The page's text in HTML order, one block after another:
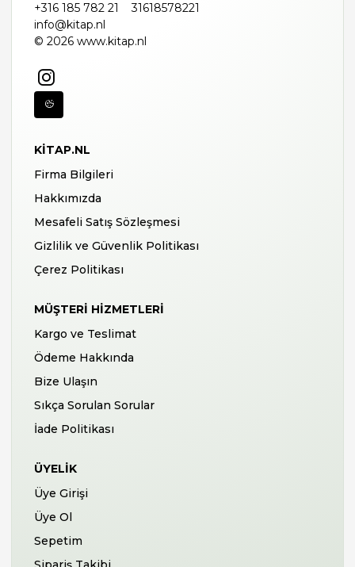
+316 185 782 21
31618578221
info@kitap.nl
© 2026 www.kitap.nl
KITAP.NL
Firma Bilgileri
Hakkımızda
Mesafeli Satış Sözleşmesi
Gizlilik ve Güvenlik Politikası
Çerez Politikası
MÜŞTERI HIZMETLERI
Kargo ve Teslimat
Ödeme Hakkında
Bize Ulaşın
Sıkça Sorulan Sorular
İade Politikası
ÜYELIK
Üye Girişi
Üye Ol
Sepetim